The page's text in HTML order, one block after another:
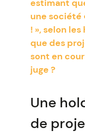
estimant
une société
! », selon
que des
sont en
juge ?
Une
de